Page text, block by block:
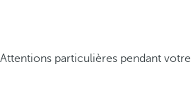
Attentions particulières pendant